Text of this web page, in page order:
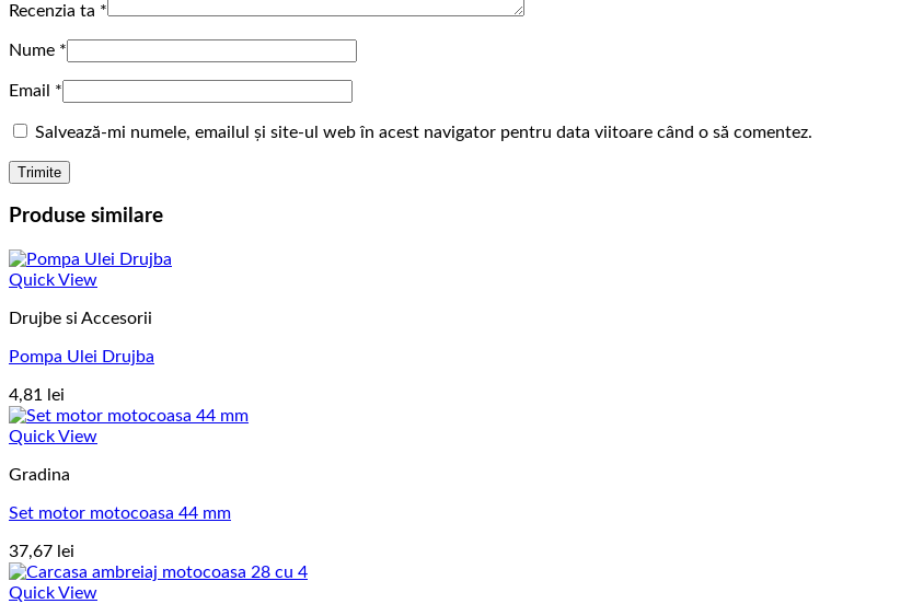
Recenzia ta *
Nume *
Email *
Salvează-mi numele, emailul și site-ul web în acest navigator pentru data viitoare când o să comentez.
Produse similare
Quick View
Drujbe si Accesorii
Pompa Ulei Drujba
4,81 lei
Quick View
Gradina
Set motor motocoasa 44 mm
37,67 lei
Quick View